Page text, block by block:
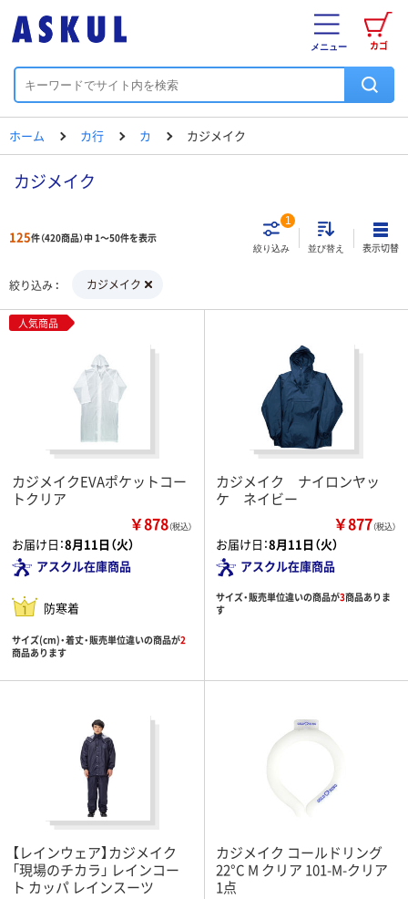
カゴ
メニュー
ホーム カ行 カ カジメイク
カジメイク
125件（420商品）中 1～50件を表示
絞り込み
1
並び替え 表示切替
絞り込み カジメイク
人気商品
カジメイクEVAポケットコー
トクリア
￥878（税込）
お届け日：8月11日（火）
アスクル在庫商品
防寒着
サイズ(cm)・着丈・販売単位違いの商品が2
商品あります
カジメイク ナイロンヤッ
ケ ネイビー
￥877（税込）
お届け日：8月11日（火）
アスクル在庫商品
サイズ・販売単位違いの商品が3商品ありま
す
【レインウェア】カジメイク
「現場のチカラ」 レインコー
ト カッパ レインスーツ
カジメイク コールドリング
22°C M クリア 101-M-クリア
1点